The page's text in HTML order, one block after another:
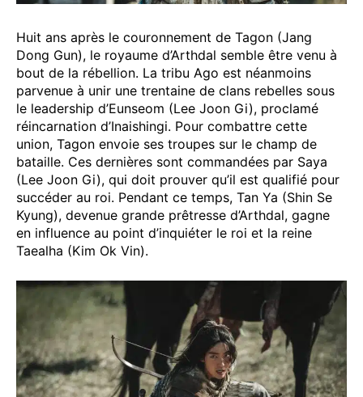
Huit ans après le couronnement de Tagon (Jang
Dong Gun), le royaume d’Arthdal semble être venu à
bout de la rébellion. La tribu Ago est néanmoins
parvenue à unir une trentaine de clans rebelles sous
le leadership d’Eunseom (Lee Joon Gi), proclamé
réincarnation d’Inaishingi. Pour combattre cette
union, Tagon envoie ses troupes sur le champ de
bataille. Ces dernières sont commandées par Saya
(Lee Joon Gi), qui doit prouver qu’il est qualifié pour
succéder au roi. Pendant ce temps, Tan Ya (Shin Se
Kyung), devenue grande prêtresse d’Arthdal, gagne
en influence au point d’inquiéter le roi et la reine
Taealha (Kim Ok Vin).